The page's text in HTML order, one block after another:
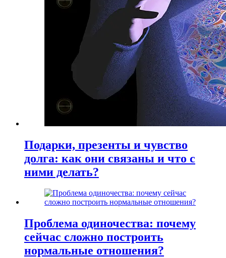
Подарки, презенты и чувство
долга: как они связаны и что с
ними делать?
Проблема одиночества: почему
сейчас сложно построить
нормальные отношения?